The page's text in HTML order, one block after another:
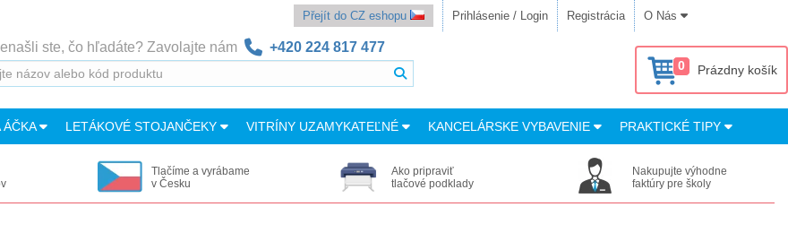
Přejít do CZ eshopu Prihlásenie / Login Registrácia O Nás
ste, čo hľadáte? Zavolajte nám +420 224 817 477
0 Prázdny košík
ÁČKA LETÁKOVÉ STOJANČEKY VITRÍNY UZAMYKATEĽNÉ KANCELÁRSKE VYBAVENIE PRAKTICKÉ TIPY
Tlačíme a vyrábame
v Česku
Ako pripraviť
tlačové podklady
Nakupujte výhodne
faktúry pre školy